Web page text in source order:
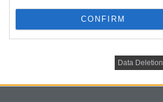
CONFIRM
Data Deletion